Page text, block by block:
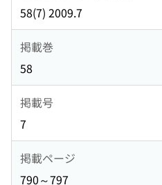
58(7) 2009.7
掲載巻
58
掲載号
7
掲載ページ
790～797